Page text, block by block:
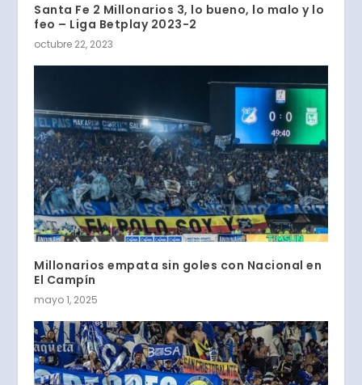
Santa Fe 2 Millonarios 3, lo bueno, lo malo y lo
feo – Liga Betplay 2023-2
octubre 22, 2023
Millonarios empata sin goles con Nacional en
El Campín
mayo 1, 2025